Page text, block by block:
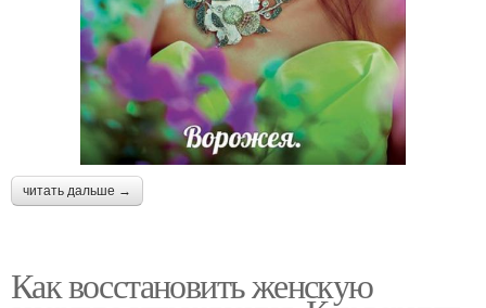
читать дальше →
Как восстановить женскую